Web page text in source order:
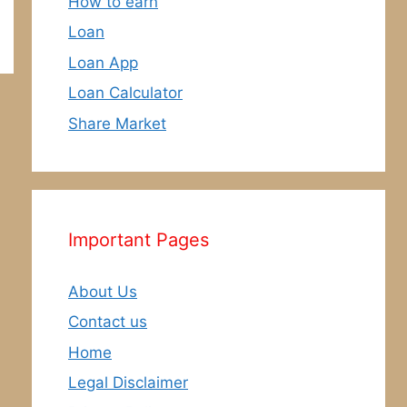
Loan
Loan App
Loan Calculator
Share Market
Important Pages
About Us
Contact us
Home
Legal Disclaimer